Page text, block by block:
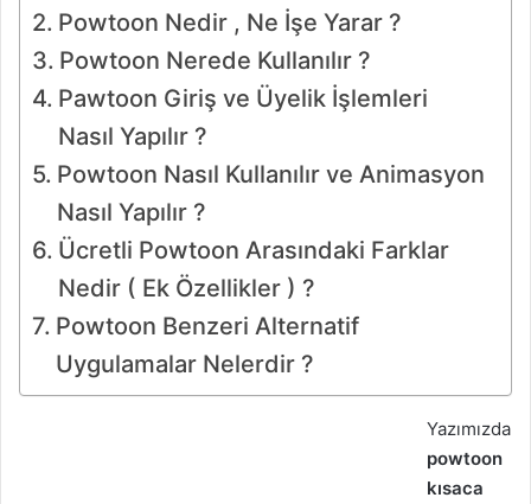
Powtoon Nedir , Ne İşe Yarar ?
Powtoon Nerede Kullanılır ?
Pawtoon Giriş ve Üyelik İşlemleri
Nasıl Yapılır ?
Powtoon Nasıl Kullanılır ve Animasyon
Nasıl Yapılır ?
Ücretli Powtoon Arasındaki Farklar
Nedir ( Ek Özellikler ) ?
Powtoon Benzeri Alternatif
Uygulamalar Nelerdir ?
Yazımızda
powtoon
kısaca